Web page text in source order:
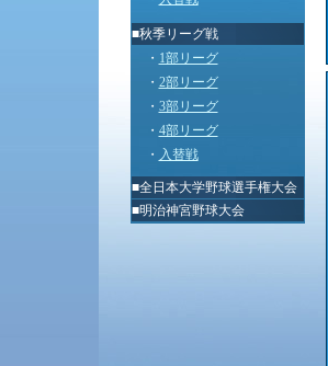
■秋季リーグ戦
・ 1部リーグ
・ 2部リーグ
・ 3部リーグ
・ 4部リーグ
・ 入替戦
■全日本大学野球選手権大会
■明治神宮野球大会